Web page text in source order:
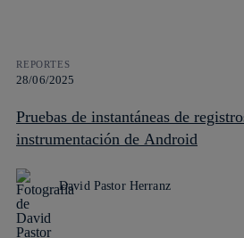
REPORTES
28/06/2025
Pruebas de instantáneas de
instrumentación de Android
David Pastor Herranz